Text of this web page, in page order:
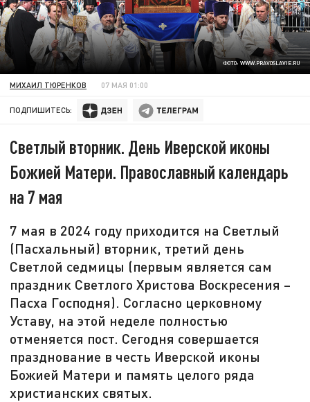
ФОТО: WWW.PRAVOSLAVIE.RU
МИХАИЛ ТЮРЕНКОВ 07 МАЯ 01:00
ПОДПИШИТЕСЬ:
Светлый вторник. День Иверской иконы
Божией Матери. Православный календарь
на 7 мая
7 мая в 2024 году приходится на Светлый
(Пасхальный) вторник, третий день
Светлой седмицы (первым является сам
праздник Светлого Христова Воскресения –
Пасха Господня). Согласно церковному
Уставу, на этой неделе полностью
отменяется пост. Сегодня совершается
празднование в честь Иверской иконы
Божией Матери и память целого ряда
христианских святых.